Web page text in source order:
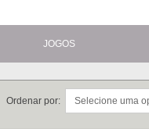
JOGOS
Ordenar por: